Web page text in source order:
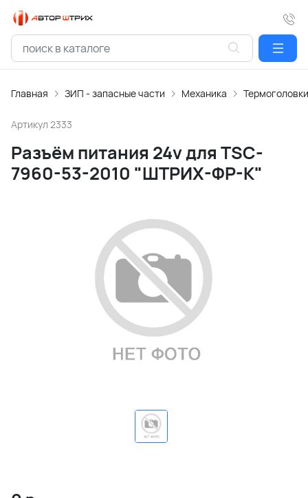
Главная ЗИП - запасные части Механика Термоголовки
Артикул 2333
Разъём питания 24v для TSC-
7960-53-2010 "ШТРИХ-ФР-К"